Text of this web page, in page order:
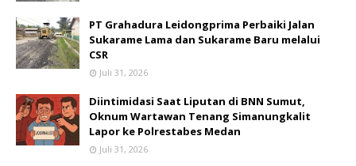
PT Grahadura Leidongprima Perbaiki Jalan
Sukarame Lama dan Sukarame Baru melalui
CSR
Juli 31, 2026
Diintimidasi Saat Liputan di BNN Sumut,
Oknum Wartawan Tenang Simanungkalit
Lapor ke Polrestabes Medan
Juli 31, 2026